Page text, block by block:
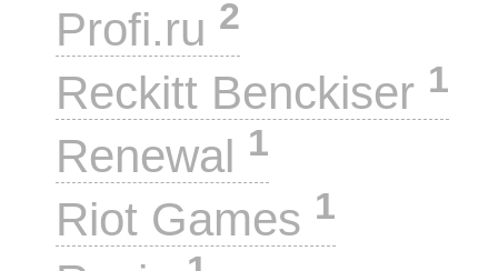
Profi.ru 2
Reckitt Benckiser 1
Renewal 1
Riot Games 1